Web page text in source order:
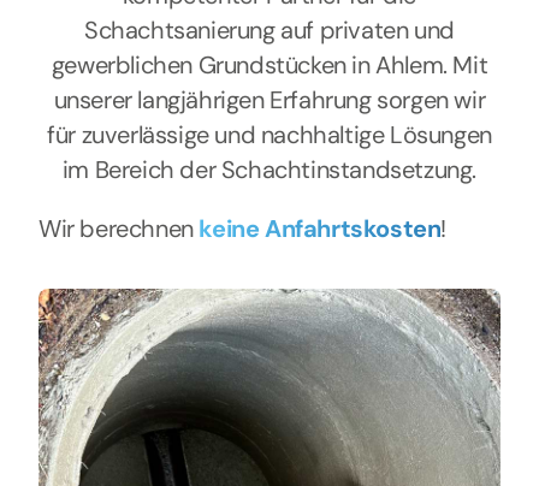
Schachtsanierung auf privaten und
gewerblichen Grundstücken in Ahlem. Mit
unserer langjährigen Erfahrung sorgen wir
für zuverlässige und nachhaltige Lösungen
im Bereich der Schachtinstandsetzung.
Wir berechnenkeine Anfahrtskosten!